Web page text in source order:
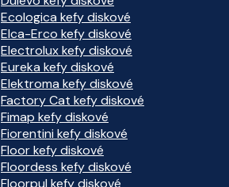
Ecologica kefy diskové
Elca-Erco kefy diskové
Electrolux kefy diskové
Eureka kefy diskové
Elektroma kefy diskové
Factory Cat kefy diskové
Fimap kefy diskové
Fiorentini kefy diskové
Floor kefy diskové
Floordess kefy diskové
Floorpul kefy diskové